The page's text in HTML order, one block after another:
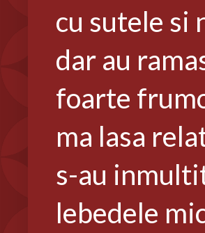
cu sutele si
dar au
foarte
ma lasa
s-au
lebedele